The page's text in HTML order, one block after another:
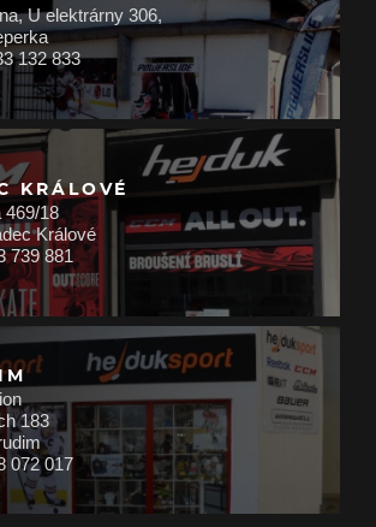
U elektrárny 306,
132 833
KRÁLOVÉ
469/18
Králové
739 881
183
072 017